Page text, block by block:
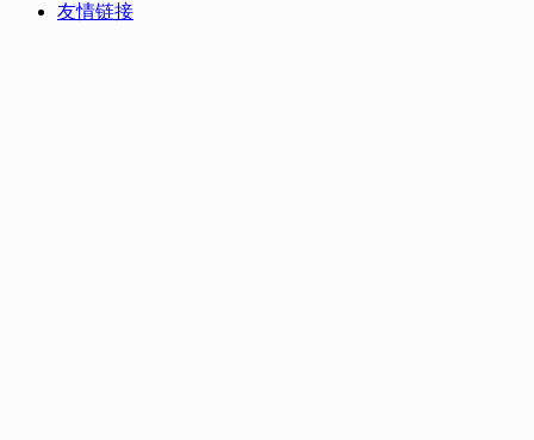
友情链接